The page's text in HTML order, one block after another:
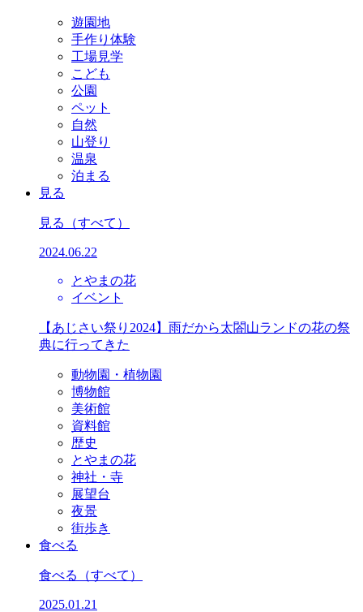
遊園地
手作り体験
工場見学
こども
公園
ペット
自然
山登り
温泉
泊まる
見る
見る （すべて）
2024.06.22
とやまの花
イベント
【あじさい祭り2024】雨だから太閤山ランドの花の祭
典に行ってきた
動物園・植物園
博物館
美術館
資料館
歴史
とやまの花
神社・寺
展望台
夜景
街歩き
食べる
食べる （すべて）
2025.01.21